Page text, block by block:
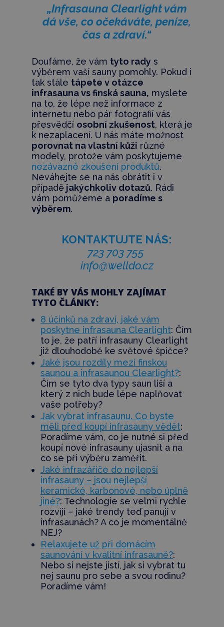
„Infrasauna Clearlight vám
dá vše, co očekáváte, peníze,
čas a zdraví.“
Doufáme, že vám tyto radys
výběrem vaší sauny pomohly. Pokud i
tak stále tápete v otázce
infrasauna vs finská sauna, myslete
na to, že lépe než informace z
internetu nebo pár fotografií vás
přesvědčí osobní zkušenost, která je
k nezaplacení. U nás máte možnost
porovnat na vlastní kůži různé
modely, protože vám poskytujeme
nezávazné zkoušení produktů.
Neváhejte se na nás obrátit i v
případě jakýchkoliv dotazů. Rádi
vám pomůžeme a poradíme s
výběrem.
KONTAKTUJTE NÁS:
723 703 755
info@welldo.cz
TAKÉ BY VÁS MOHLY ZAJÍMAT
TYTO ČLÁNKY:
8 účinků na zdraví, jaké vám
poskytne infrasauna Clearlight: Čím
to je, že patří infrasauny Clearlight
již dlouhodobě ke světové špičce?
Jaké jsou rozdíly mezi finskou
saunou a infrasaunou Clearlight?:
Čím se tyto dva typy saun liší a
který z nich bude lépe naplňovat
vaše potřeby?
Jak vybrat infrasaunu. Co byste
měli před koupí infrasauny vědět:
Poradíme vám, co je nutné si před
koupí nové infrasauny ujasnit a na
co se při výběru zaměřit.
Jaké infrazářiče do nejlepší
infrasauny – jsou nejlepší
keramické, karbonové, nebo úplně
jiné?: Technologie se velmi rychle
rozvíjí – jaké trendy teď panují v
infrasaunách? A co je momentálně
NEJ?
Relaxujete už při domácím
saunování v kvalitní infrasauně?:
Nebo si nejste jistí, jak si vybrat tu
nej saunu pro sebe a svou rodinu?
Poradíme vám!